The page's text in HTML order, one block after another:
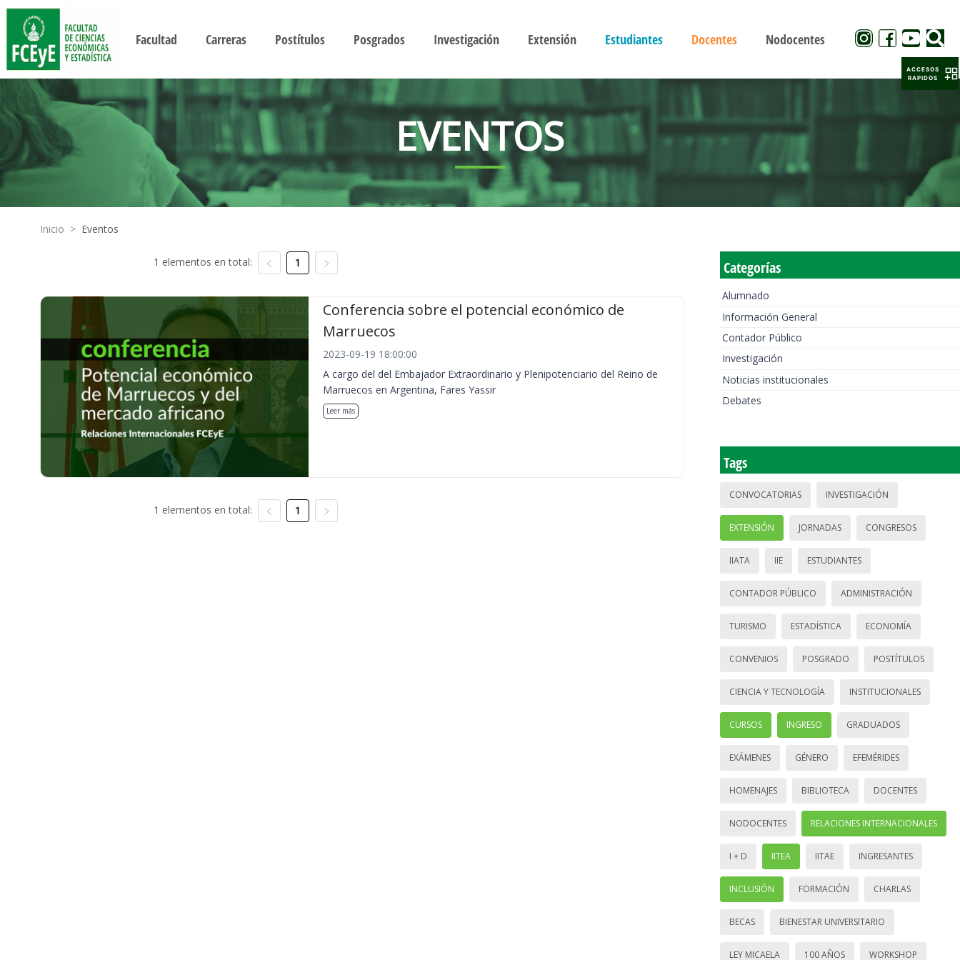
Facultad Carreras Postítulos Posgrados Investigación Extensión Estudiantes Docentes Nodocentes
EVENTOS
Inicio > Eventos
1 elementos en total: 1
Conferencia sobre el potencial económico de
Marruecos
2023-09-19 18:00:00
A cargo del del Embajador Extraordinario y Plenipotenciario del Reino de
Marruecos en Argentina, Fares Yassir
Leer más
1 elementos en total: 1
Categorías
Alumnado
Información General
Contador Público
Investigación
Noticias institucionales
Debates
Tags
CONVOCATORIAS INVESTIGACIÓN
EXTENSIÓN JORNADAS CONGRESOS
IIATA IIE ESTUDIANTES
CONTADOR PÚBLICO ADMINISTRACIÓN
TURISMO ESTADÍSTICA ECONOMÍA
CONVENIOS POSGRADO POSTÍTULOS
CIENCIA Y TECNOLOGÍA INSTITUCIONALES
CURSOS INGRESO GRADUADOS
EXÁMENES GÉNERO EFEMÉRIDES
HOMENAJES BIBLIOTECA DOCENTES
NODOCENTES RELACIONES INTERNACIONALES
I + D IITEA IITAE INGRESANTES
INCLUSIÓN FORMACIÓN CHARLAS
BECAS BIENESTAR UNIVERSITARIO
LEY MICAELA 100 AÑOS WORKSHOP
ACCESOS
RAPIDOS